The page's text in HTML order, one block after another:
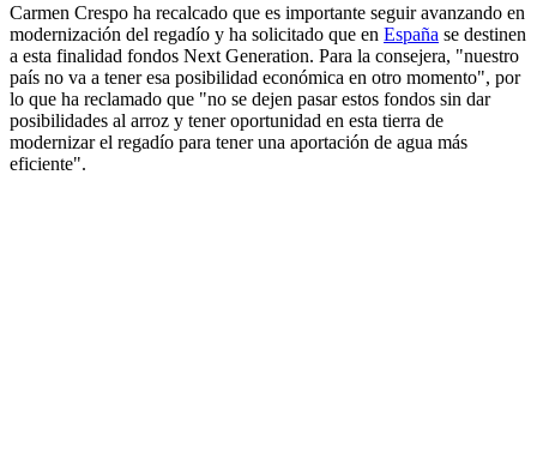
Carmen Crespo ha recalcado que es importante seguir avanzando en
modernización del regadío y ha solicitado que en España se destinen
a esta finalidad fondos Next Generation. Para la consejera, "nuestro
país no va a tener esa posibilidad económica en otro momento", por
lo que ha reclamado que "no se dejen pasar estos fondos sin dar
posibilidades al arroz y tener oportunidad en esta tierra de
modernizar el regadío para tener una aportación de agua más
eficiente".